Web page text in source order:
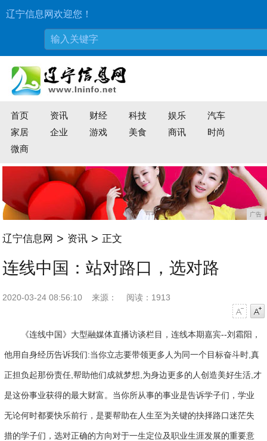
辽宁信息网欢迎您！
首页 资讯 财经 科技 娱乐
汽车
家居
企业 游戏 美食 商讯
时尚
微商
广告
辽宁信息网 > 资讯 > 正文
连线中国：站对路口，选对路
2020-03-24 08:56:10 来源：
阅读：1913
《连线中国》大型融媒体直播访谈栏目，连线本期嘉宾--刘霜阳，
他用自身经历告诉我们:当你立志要带领更多人为同一个目标奋斗时,真
正担负起那份责任,帮助他们成就梦想,为身边更多的人创造美好生活,才
是这份事业获得的最大财富。当你所从事的事业是告诉学子们，学业
无论何时都要快乐前行，是要帮助在人生至为关键的抉择路口迷茫失
措的学子们，选对正确的方向对于一生定位及职业生涯发展的重要意